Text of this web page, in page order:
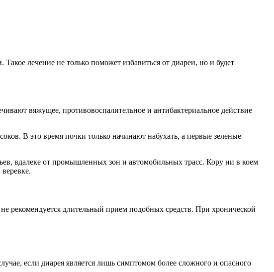
лечение не только поможет избавиться от диареи, но и будет
вяжущее, противовоспалительное и антибактериальное действие
В это время почки только начинают набухать, а первые зеленые
вдалеке от промышленных зон и автомобильных трасс. Кору ни в коем
рекомендуется длительный прием подобных средств. При хронической
если диарея является лишь симптомом более сложного и опасного